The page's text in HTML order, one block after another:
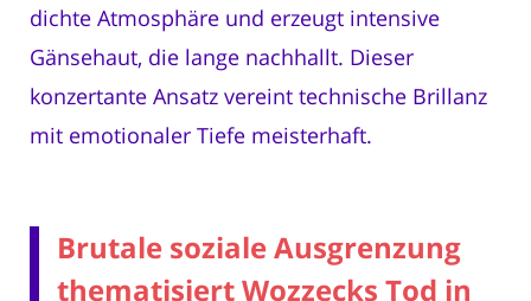
dichte Atmosphäre und erzeugt intensive
Gänsehaut, die lange nachhallt. Dieser
konzertante Ansatz vereint technische Brillanz
mit emotionaler Tiefe meisterhaft.
Brutale soziale Ausgrenzung
thematisiert Wozzecks Tod in